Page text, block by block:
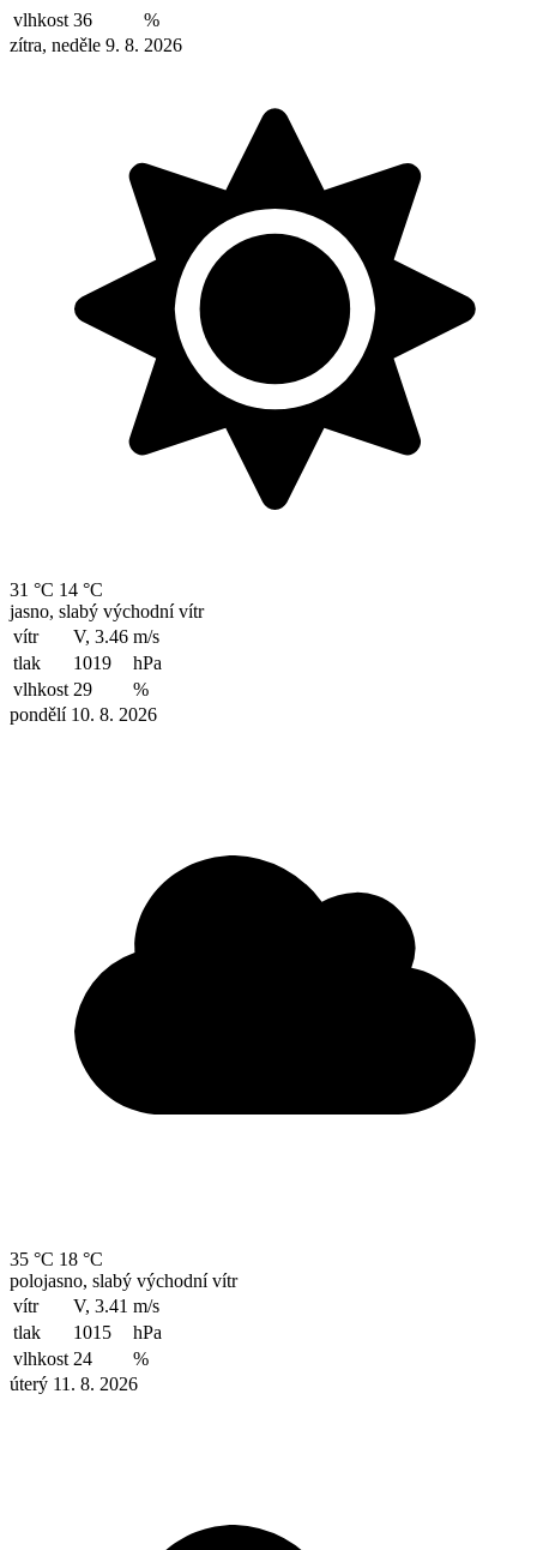
vlhkost 36
%
zítra, neděle 9. 8. 2026
31 °C 14 °C
jasno, slabý východní vítr
vítr
V, 3.46 m/s
tlak
1019
hPa
vlhkost 29
%
pondělí 10. 8. 2026
35 °C 18 °C
polojasno, slabý východní vítr
vítr
V, 3.41 m/s
tlak
1015
hPa
vlhkost 24
%
úterý 11. 8. 2026